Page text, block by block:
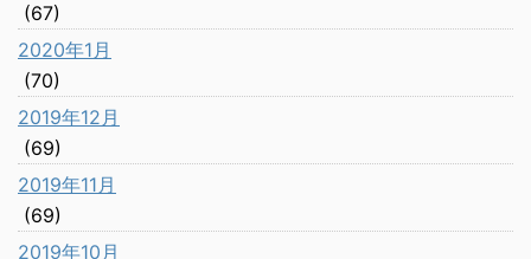
(67)
2020年1月
(70)
2019年12月
(69)
2019年11月
(69)
2019年10月